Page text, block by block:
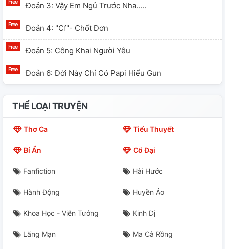
Đoản 3: Vậy Em Ngủ Trước Nha.....
Đoản 4: "Cf"- Chốt Đơn
Đoản 5: Công Khai Người Yêu
Đoản 6: Đời Này Chỉ Có Papi Hiểu Gun
THỂ LOẠI TRUYỆN
Thơ Ca Tiểu Thuyết
Bí Ẩn Cổ Đại
Fanfiction Hài Hước
Hành Động Huyền Ảo
Khoa Học - Viễn Tưởng Kinh Dị
Lãng Mạn Ma Cà Rồng